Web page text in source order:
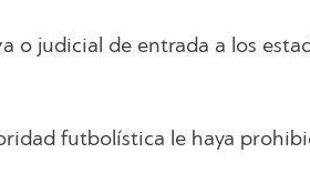
judicial de entrada a los
futbolística le haya